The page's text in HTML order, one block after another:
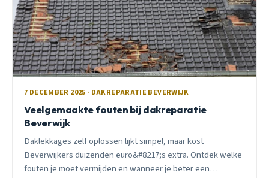
7 DECEMBER 2025 · DAKREPARATIE BEVERWIJK
Veelgemaakte fouten bij dakreparatie
Beverwijk
Daklekkages zelf oplossen lijkt simpel, maar kost
Beverwijkers duizenden euro&#8217;s extra. Ontdek welke
fouten je moet vermijden en wanneer je beter een